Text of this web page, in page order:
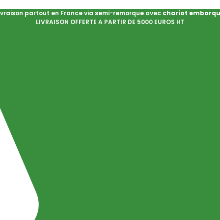
partout en France via semi-remorque avec chariot
LIVRAISON OFFERTE A PARTIR DE 5000 EUROS HT